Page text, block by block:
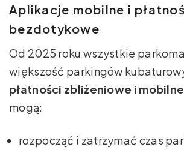
Aplikacje mobilne i
bezdotykowe
Od 2025 roku wszystkie
większość parkingów
płatności zbliżeniowe i mobilne
mogą:
rozpocząć i zatrzymać czas